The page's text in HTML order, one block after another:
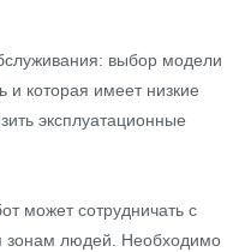
выбор модели
и которая имеет низкие
эксплуатационные
может сотрудничать с
зонам людей. Необходимо